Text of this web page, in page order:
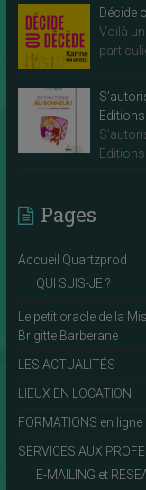
Décide
Voilà
Editions
Pages
Accueil Quartzprod
QUI SUIS-JE ?
Le petit oracle de la
Brigitte Barberane
LES ACTUALITÉS
LIEUX EN LOCATION
FORMATIONS en ligne
SERVICES AUX
E-MAILING et